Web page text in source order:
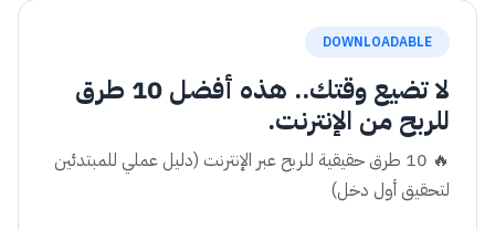
DOWNLOADABLE
لا تضيع وقتك.. هذه أفضل 10 طرق
للربح من الإنترنت.
🔥 10 طرق حقيقية للربح عبر الإنترنت (دليل عملي للمبتدئين
لتحقيق أول دخل)